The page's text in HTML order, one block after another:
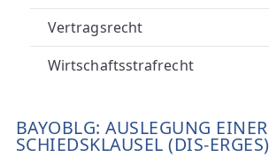
E
Vertragsrecht
Wirtschaftsstrafrecht
BAYOBLG: AUSLEGUNG EINER
SCHIEDSKLAUSEL (DIS-ERGES)